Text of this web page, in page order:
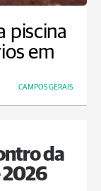
piscina
em
CAMPOS GERAIS
da
2026